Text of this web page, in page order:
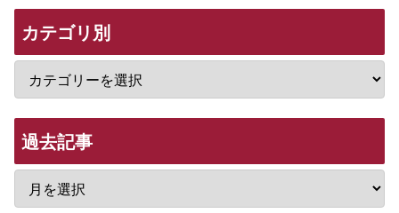
カテゴリ別
過去記事